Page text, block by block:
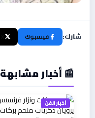
شارك: فيسبوك
📰 أخبار مشابهة
أخبار الفن